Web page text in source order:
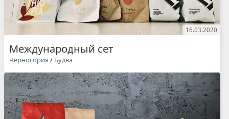
16.03.2020
Международный сет
Черногория / Будва